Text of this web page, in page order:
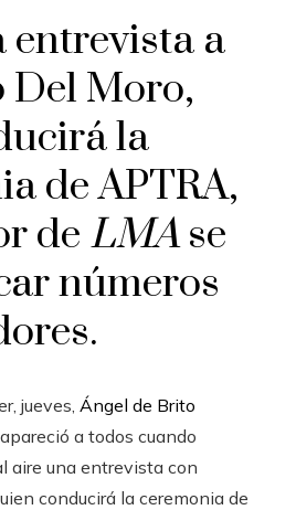
entrevista a
Del Moro,
la
de APTRA,
de LMAse
números
jueves, Ángel de Brito
a todos cuando
aire una entrevista con
conducirá la ceremonia de